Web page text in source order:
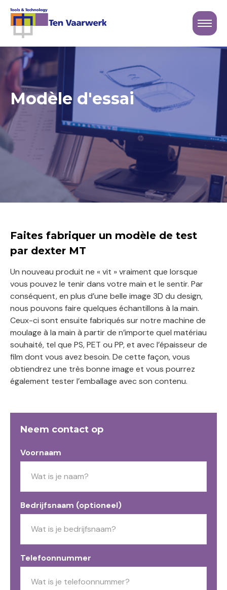
Logo Ten Vaarwerk
Sluiten
Modèle d'essai
Faites fabriquer un modèle de test
par dexter MT
Un nouveau produit ne « vit » vraiment que lorsque
vous pouvez le tenir dans votre main et le sentir. Par
conséquent, en plus d’une belle image 3D du design,
nous pouvons faire quelques échantillons à la main.
Ceux-ci sont ensuite fabriqués sur notre machine de
moulage à la main à partir de n’importe quel matériau
souhaité, tel que PS, PET ou PP, et avec l’épaisseur de
film dont vous avez besoin. De cette façon, vous
obtiendrez une très bonne image et vous pourrez
également tester l’emballage avec son contenu.
Neem contact op
Voornaam
Bedrijfsnaam (optioneel)
Telefoonnummer